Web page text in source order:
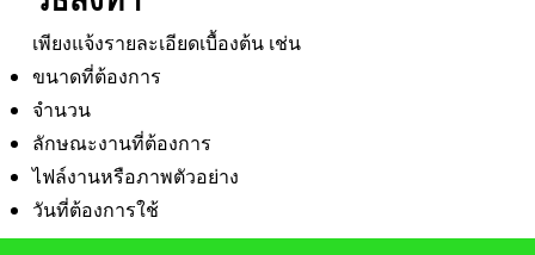
เพียงแจ้งรายละเอียดเบื้องต้น เช่น
ขนาดที่ต้องการ
จำนวน
ลักษณะงานที่ต้องการ
ไฟล์งานหรือภาพตัวอย่าง
วันที่ต้องการใช้